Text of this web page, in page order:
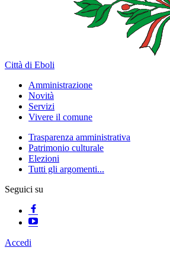
Città di Eboli
Amministrazione
Novità
Servizi
Vivere il comune
Trasparenza amministrativa
Patrimonio culturale
Elezioni
Tutti gli argomenti...
Seguici su
Accedi